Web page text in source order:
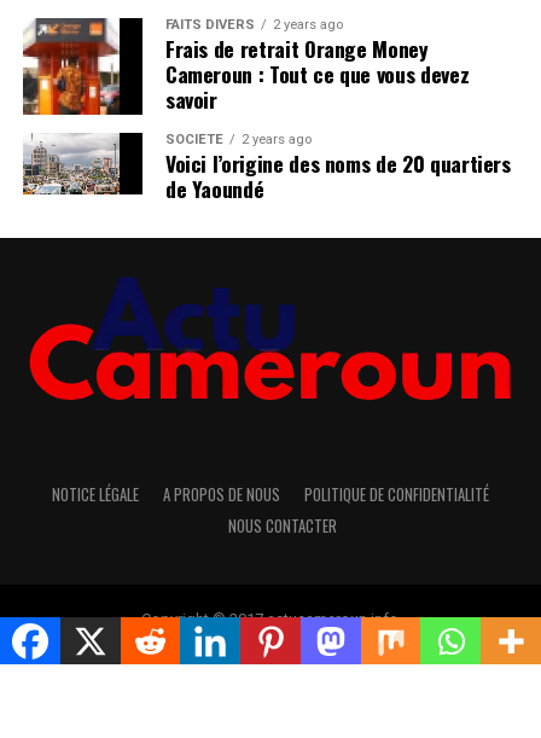
FAITS DIVERS 2 years ago
Frais de retrait Orange Money
Cameroun : Tout ce que vous devez
savoir
SOCIÉTÉ 2 years ago
Voici l’origine des noms de 20 quartiers
de Yaoundé
NOTICE LÉGALE A PROPOS DE NOUS
POLITIQUE DE CONFIDENTIALITÉ
NOUS CONTACTER
Copyright © 2017 actucameroun.info
Rejoindre notre groupe télégram pour avoir les dernières